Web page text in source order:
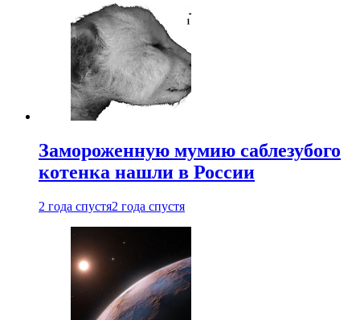
Замороженную мумию саблезубого
котенка нашли в России
2 года спустя2 года спустя